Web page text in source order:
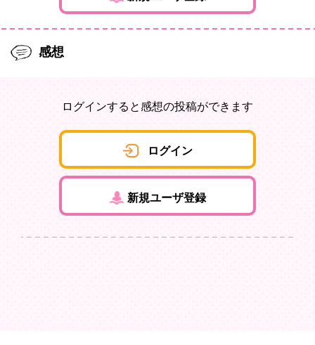
感想
ログインすると感想の投稿ができます
ログイン
新規ユーザ登録